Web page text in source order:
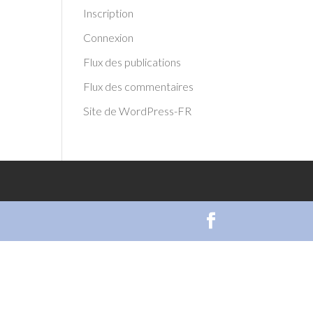
Inscription
Connexion
Flux des publications
Flux des commentaires
Site de WordPress-FR